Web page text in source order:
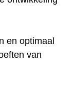
en optimaal
van